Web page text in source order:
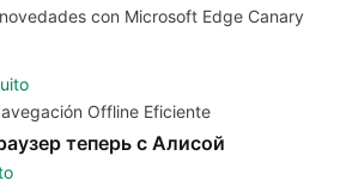
con Microsoft Edge Canary
Offline Eficiente
теперь с Алисой